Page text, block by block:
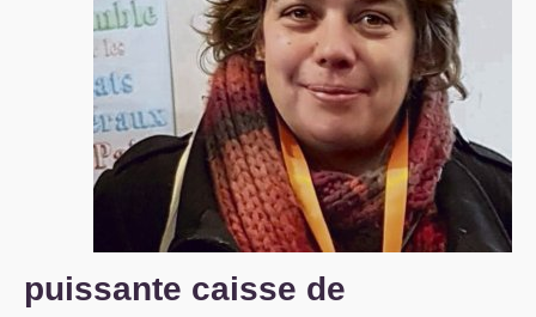
puissante caisse de